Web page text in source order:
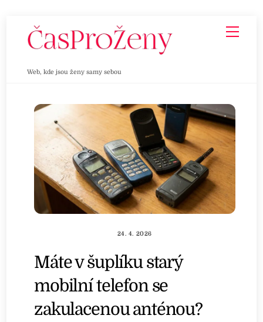
Web, kde jsou ženy samy sebou
24. 4. 2026
Máte v šuplíku starý
mobilní telefon se
zakulacenou anténou?